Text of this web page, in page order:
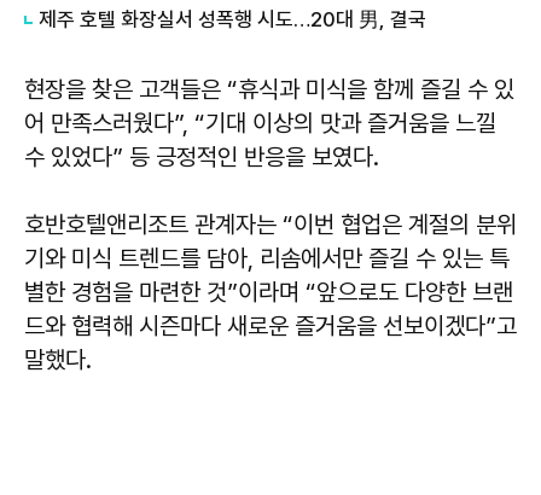
제주 호텔 화장실서 성폭행 시도…20대 男, 결국
현장을 찾은 고객들은 “휴식과 미식을 함께 즐길 수 있
어 만족스러웠다”, “기대 이상의 맛과 즐거움을 느낄
수 있었다” 등 긍정적인 반응을 보였다.
호반호텔앤리조트 관계자는 “이번 협업은 계절의 분위
기와 미식 트렌드를 담아, 리솜에서만 즐길 수 있는 특
별한 경험을 마련한 것”이라며 “앞으로도 다양한 브랜
드와 협력해 시즌마다 새로운 즐거움을 선보이겠다”고
말했다.